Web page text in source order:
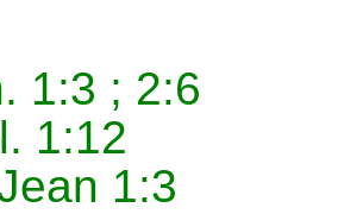
1:3 ; 2:6
1:12
1:3